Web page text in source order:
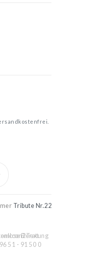
Tribute Nr.22
Beratung
51 - 91 50 0